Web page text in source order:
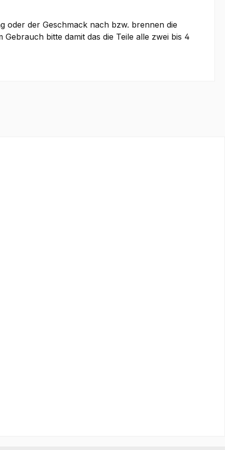
oder der Geschmack nach bzw. brennen die
bitte damit das die Teile alle zwei bis 4